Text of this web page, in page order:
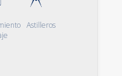
Astilleros